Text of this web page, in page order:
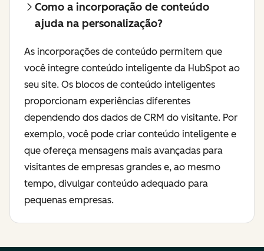
Como a incorporação de conteúdo
ajuda na personalização?
As incorporações de conteúdo permitem que
você integre conteúdo inteligente da HubSpot ao
seu site. Os blocos de conteúdo inteligentes
proporcionam experiências diferentes
dependendo dos dados de CRM do visitante. Por
exemplo, você pode criar conteúdo inteligente e
que ofereça mensagens mais avançadas para
visitantes de empresas grandes e, ao mesmo
tempo, divulgar conteúdo adequado para
pequenas empresas.